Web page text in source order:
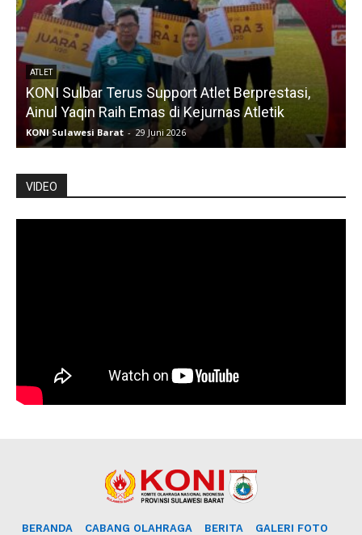
ATLET
KONI Sulbar Terus Support Atlet Berprestasi,
Ainul Yaqin Raih Emas di Kejurnas Atletik
KONI Sulawesi Barat - 29 Juni 2026
VIDEO
BERANDA CABANG OLAHRAGA BERITA GALERI FOTO